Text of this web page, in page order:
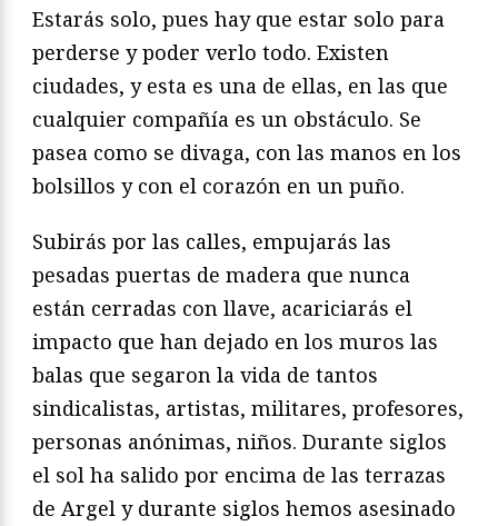
Estarás solo, pues hay que estar solo para
perderse y poder verlo todo. Existen
ciudades, y esta es una de ellas, en las que
cualquier compañía es un obstáculo. Se
pasea como se divaga, con las manos en los
bolsillos y con el corazón en un puño.
Subirás por las calles, empujarás las
pesadas puertas de madera que nunca
están cerradas con llave, acariciarás el
impacto que han dejado en los muros las
balas que segaron la vida de tantos
sindicalistas, artistas, militares, profesores,
personas anónimas, niños. Durante siglos
el sol ha salido por encima de las terrazas
de Argel y durante siglos hemos asesinado